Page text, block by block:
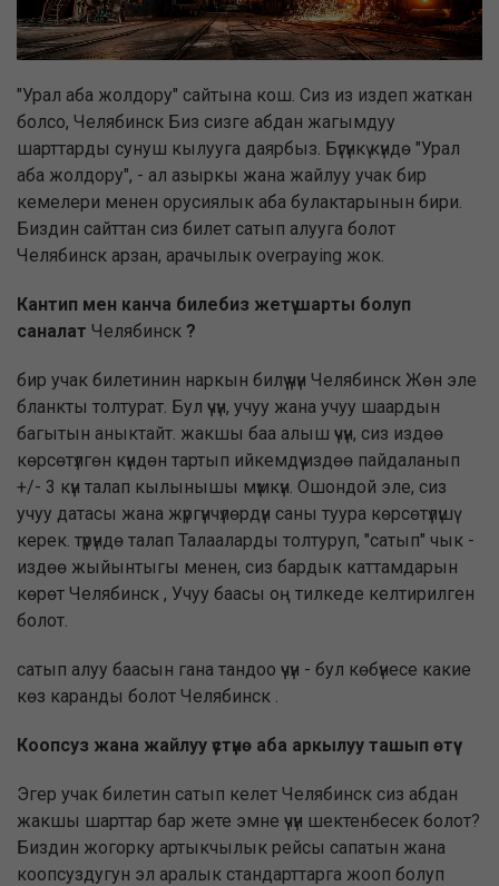
"Урал аба жолдору" сайтына кош. Сиз из издеп жаткан
болсо, Челябинск Биз сизге абдан жагымдуу
шарттарды сунуш кылууга даярбыз. Бүгүнкү күндө "Урал
аба жолдору", - ал азыркы жана жайлуу учак бир
кемелери менен орусиялык аба булактарынын бири.
Биздин сайттан сиз билет сатып алууга болот
Челябинск арзан, арачылык overpaying жок.
Кантип мен канча билебиз жетүү шарты болуп
саналат Челябинск ?
бир учак билетинин наркын билүү үчүн Челябинск Жөн эле
бланкты толтурат. Бул үчүн, учуу жана учуу шаардын
багытын аныктайт. жакшы баа алыш үчүн, сиз издөө
көрсөтүлгөн күндөн тартып ийкемдүү издөө пайдаланып
+/- 3 күн талап кылынышы мүмкүн. Ошондой эле, сиз
учуу датасы жана жүргүнчүлөрдүн саны туура көрсөтүлүшү
керек. түрүндө талап Талааларды толтуруп, "сатып" чык -
издөө жыйынтыгы менен, сиз бардык каттамдарын
көрөт Челябинск , Учуу баасы оң тилкеде келтирилген
болот.
сатып алуу баасын гана тандоо үчүн - бул көбүнесе какие
көз каранды болот Челябинск .
Коопсуз жана жайлуу үстүнө аба аркылуу ташып өтүү
Эгер учак билетин сатып келет Челябинск сиз абдан
жакшы шарттар бар жете эмне үчүн шектенбесек болот?
Биздин жогорку артыкчылык рейсы сапатын жана
коопсуздугун эл аралык стандарттарга жооп болуп